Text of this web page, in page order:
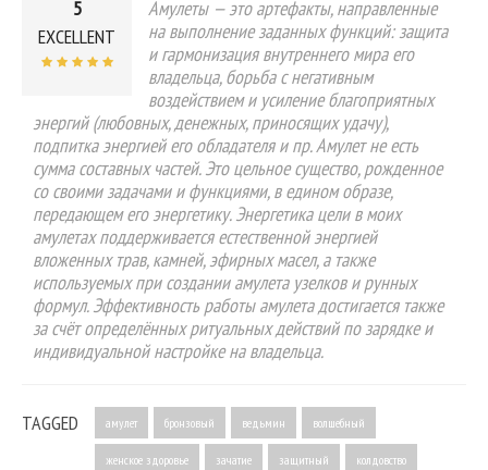
5
EXCELLENT
Амулеты — это артефакты, направленные
на выполнение заданных функций: защита
и гармонизация внутреннего мира его
владельца, борьба с негативным
воздействием и усиление благоприятных
энергий (любовных, денежных, приносящих удачу),
подпитка энергией его обладателя и пр. Амулет не есть
сумма составных частей. Это цельное существо, рожденное
со своими задачами и функциями, в едином образе,
передающем его энергетику. Энергетика цели в моих
амулетах поддерживается естественной энергией
вложенных трав, камней, эфирных масел, а также
используемых при создании амулета узелков и рунных
формул. Эффективность работы амулета достигается также
за счёт определённых ритуальных действий по зарядке и
индивидуальной настройке на владельца.
TAGGED амулет бронзовый ведьмин волшебный
женское здоровье зачатие защитный колдовство